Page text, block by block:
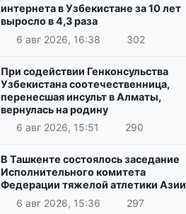
интернета в Узбекистане за 10 лет
выросло в 4,3 раза
6 авг 2026, 16:38
302
При содействии Генконсульства
Узбекистана соотечественница,
перенесшая инсульт в Алматы,
вернулась на родину
6 авг 2026, 15:51
290
В Ташкенте состоялось заседание
Исполнительного комитета
Федерации тяжелой атлетики Азии
6 авг 2026, 15:36
297